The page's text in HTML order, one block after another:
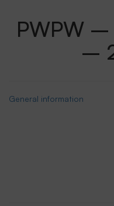
PWPW
–
General information